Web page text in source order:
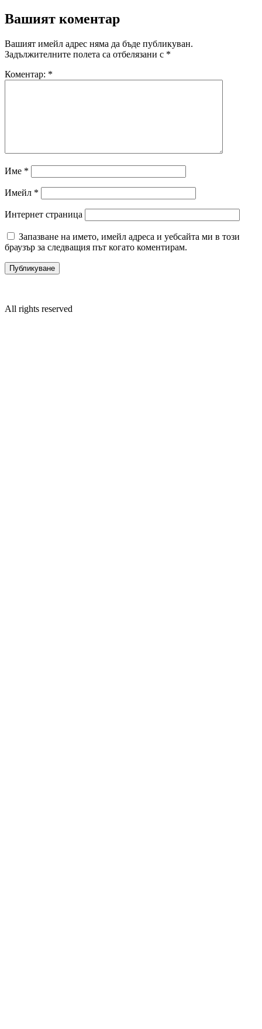
Вашият коментар
Вашият имейл адрес няма да бъде публикуван.
Задължителните полета са отбелязани с *
Коментар: *
Име *
Имейл *
Интернет страница
Запазване на името, имейл адреса и уебсайта ми в този
браузър за следващия път когато коментирам.
All rights reserved